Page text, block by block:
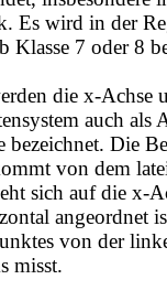
Es wird in der
Klasse 7 oder 8
die x-Achse
auch als
bezeichnet. Die
von dem
sich auf die x-
angeordnet
von der
misst.